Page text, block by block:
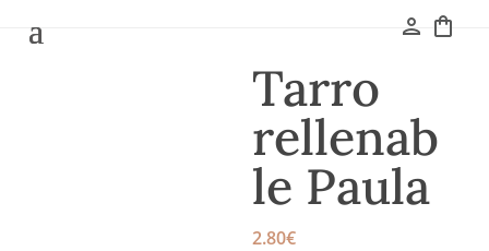
person shopping_bag
Tarro
rellenab
le Paula
2.80€